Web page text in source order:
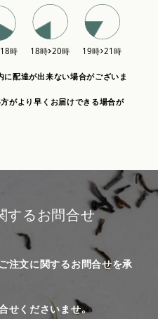
配達が出来ない場合がございま
がより早くお届けできる場合が
するお問合せ
注文に関するお問合せを承
せくださいませ。